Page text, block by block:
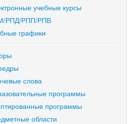
учебные курсы
РПД/РПП/РПВ
графики
слова
программы
программы
области